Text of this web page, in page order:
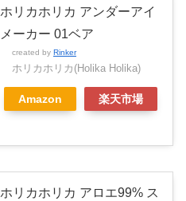
ホリカホリカ アンダーアイ
メーカー 01ベア
created by Rinker
ホリカホリカ(Holika Holika)
Amazon 楽天市場
ホリカホリカ アロエ99% ス